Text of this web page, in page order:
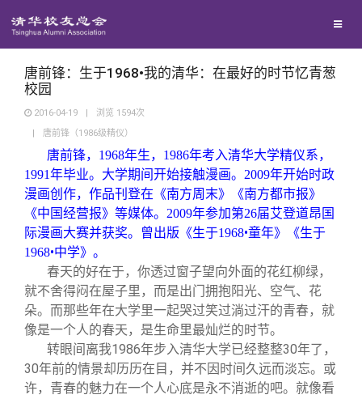
西南联大校友会
义工计划
新媒体平台
青春风采
校友文苑
校友讲坛
校友视界
校友服务
终身学习
信息化服务
校友总会
总会简介
关闭
唐前锋：生于1968•我的清华：在最好的时节忆青葱
校园
2016-04-19 | 浏览 1594次
|
唐前锋（1986级精仪）
唐前锋，1968年生，1986年考入清华大学精仪系，
1991年毕业。大学期间开始接触漫画。2009年开始时政
漫画创作，作品刊登在《南方周末》《南方都市报》
《中国经营报》等媒体。2009年参加第26届艾登道昂国
际漫画大赛并获奖。曾出版《生于1968•童年》《生于
1968•中学》。
春天的好在于，你透过窗子望向外面的花红柳绿，
就不舍得闷在屋子里，而是出门拥抱阳光、空气、花
朵。而那些年在大学里一起哭过笑过淌过汗的青春，就
像是一个人的春天，是生命里最灿烂的时节。
转眼间离我1986年步入清华大学已经整整30年了，
30年前的情景却历历在目，并不因时间久远而淡忘。或
许，青春的魅力在一个人心底是永不消逝的吧。就像看